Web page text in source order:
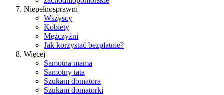
Niepełnosprawni
Wszyscy
Kobiety
Mężczyźni
Jak korzystać bezpłatnie?
Więcej
Samotna mama
Samotny tata
Szukam domatora
Szukam domatorki